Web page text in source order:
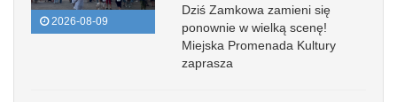
2026-08-09
Dziś Zamkowa zamieni się
ponownie w wielką scenę!
Miejska Promenada Kultury
zaprasza